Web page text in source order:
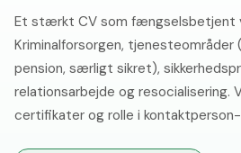
Et stærkt CV som fængselsbetjent
Kriminalforsorgen,
pension, særligt sikret),
relationsarbejde og resocialisering.
certifikater og rolle i